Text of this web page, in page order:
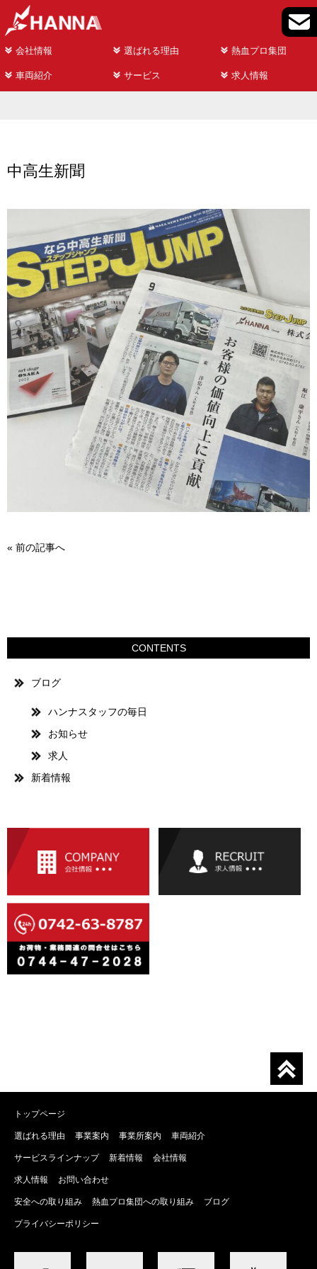
会社情報 選ばれる理由 熱血プロ集団
車両紹介 サービス 求人情報
中高生新聞
« 前の記事へ
CONTENTS
ブログ
ハンナスタッフの毎日
お知らせ
求人
新着情報
トップページ
選ばれる理由 事業案内 事業所案内 車両紹介
サービスラインナップ 新着情報 会社情報
求人情報 お問い合わせ
安全への取り組み 熱血プロ集団への取り組み ブログ
プライバシーポリシー